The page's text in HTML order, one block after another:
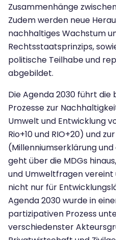
Zusammenhänge
Zudem werden neue
nachhaltiges Wachstum
Rechtsstaatsprinzips,
politische Teilhabe und
abgebildet.
Die Agenda 2030 führt
Prozesse zur
Umwelt und Entwicklung
Rio+10 und RIO+20) und
(Millenniumserklärung und
geht über die MDGs
und Umweltfragen vereint
nicht nur für
Agenda 2030 wurde in
partizipativen Prozess
verschiedenster